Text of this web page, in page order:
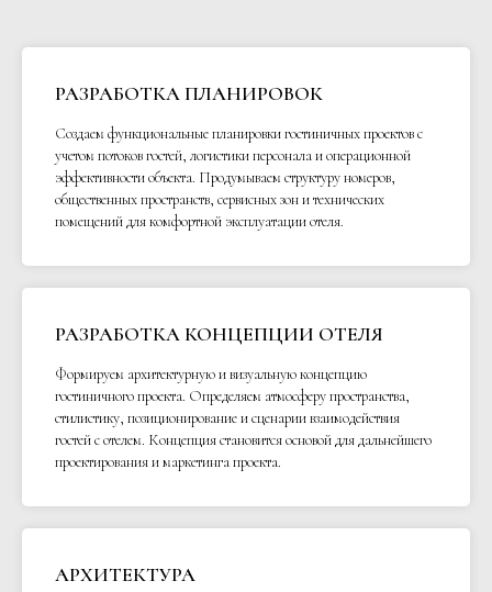
РАЗРАБОТКА ПЛАНИРОВОК
Создаем функциональные планировки гостиничных проектов с
учетом потоков гостей, логистики персонала и операционной
эффективности объекта. Продумываем структуру номеров,
общественных пространств, сервисных зон и технических
помещений для комфортной эксплуатации отеля.
РАЗРАБОТКА КОНЦЕПЦИИ ОТЕЛЯ
Формируем архитектурную и визуальную концепцию
гостиничного проекта. Определяем атмосферу пространства,
стилистику, позиционирование и сценарии взаимодействия
гостей с отелем. Концепция становится основой для дальнейшего
проектирования и маркетинга проекта.
АРХИТЕКТУРА